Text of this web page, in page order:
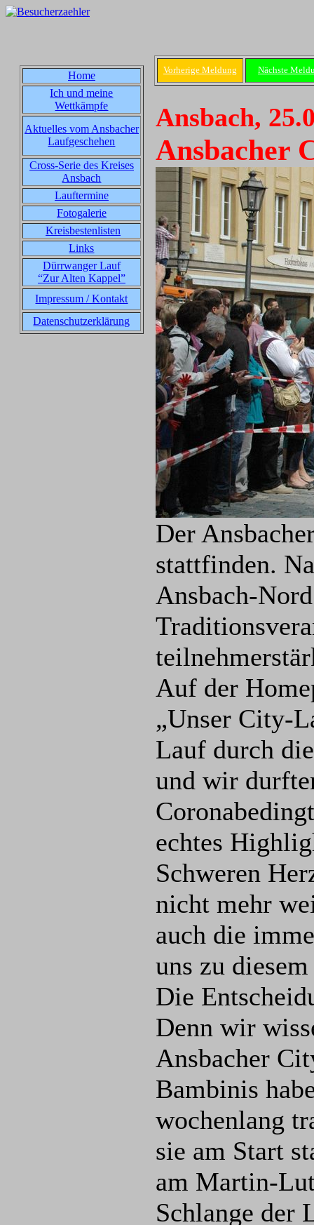
Home
Ich und meine
Wettkämpfe
Aktuelles vom Ansbacher
Laufgeschehen
Cross-Serie des Kreises
Ansbach
Lauftermine
Fotogalerie
Kreisbestenlisten
Links
Dürrwanger Lauf
“Zur Alten Kappel”
Impressum / Kontakt
Datenschutzerklärung
Vorherige Meldung Nächste
Ansbach,
Ansbacher
Der
stattfinden.
Ansbach-
Auf der
„Unser City-
Lauf durch
und wir
echtes
Schweren
nicht mehr
auch die
uns zu
Die
Denn wir
Ansbacher
Bambinis
wochenlang
sie am Start
am Martin-
Schlange der